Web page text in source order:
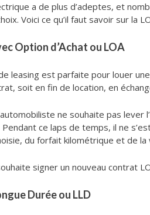
a de plus d’adeptes, et
Voici ce qu’il faut savoir sur la
Option d’Achat ou LOA
leasing est parfaite pour louer
soit en fin de location, en
ne souhaite pas lever
ce laps de temps, il ne
du forfait kilométrique et de la
signer un nouveau contrat
Durée ou LLD